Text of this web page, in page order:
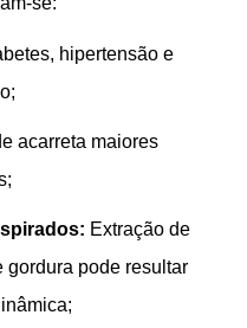
hipertensão e
acarreta maiores
Extração de
gordura pode resultar